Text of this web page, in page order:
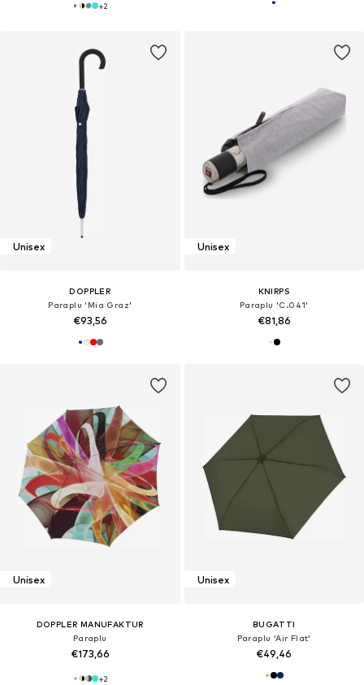
+2
Unisex
DOPPLER
Paraplu 'Mia Graz'
€93,56
Unisex
KNIRPS
Paraplu 'C.041'
€81,86
Unisex
DOPPLER MANUFAKTUR
Paraplu
€173,66
+2
Unisex
BUGATTI
Paraplu 'Air Flat'
€49,46